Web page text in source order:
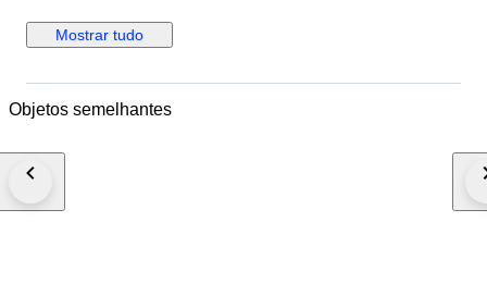
the European Union will be the buyer's responsibility.
Mostrar tudo
Objetos semelhantes